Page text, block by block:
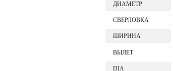
ДИАМЕТР
СВЕРЛОВКА
ШИРИНА
ВЫЛЕТ
DIA